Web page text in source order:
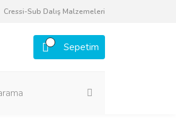
Cressi-Sub Dalış Malzemeleri
Sepetim